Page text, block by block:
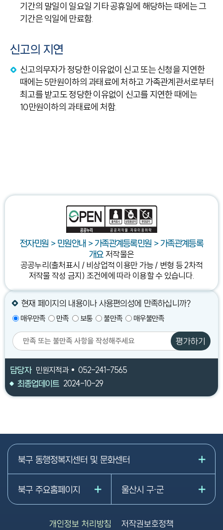
기간의 말일이 일요일 기타 공휴일에 해당하는 때에는 그
기간은 익일에 만료함.
신고의 지연
신고의무자가 정당한 이유없이 신고 또는 신청을 지연한
때에는 5만원이하의 과태료에 처하고 가족관계관서로부터
최고를 받고도 정당한 이유없이 신고를 지연한 때에는
10만원이하의 과태료에 처함.
전자민원 > 민원안내 > 가족관계등록민원 > 가족관계등록
개요 저작물은
공공누리(출처표시 / 비상업적 이용만 가능 / 변형 등 2차적
저작물 작성 금지) 조건에에 따라 이용할 수 있습니다.
현재 페이지의 내용이나 사용편의성에 만족하십니까?
매우만족 만족 보통 불만족 매우불만족
평가하기
담당자 민원지적과
052-241-7565
최종업데이트 2024-10-29
북구 동행정복지센터 및 문화센터
북구 주요홈페이지 울산시 구·군
개인정보 처리방침 저작권보호정책